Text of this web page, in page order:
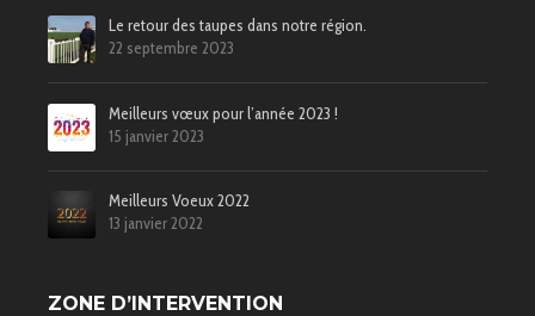
Le retour des taupes dans notre région.
22 septembre 2023
Meilleurs vœux pour l’année 2023 !
15 janvier 2023
Meilleurs Voeux 2022
13 janvier 2022
ZONE D’INTERVENTION